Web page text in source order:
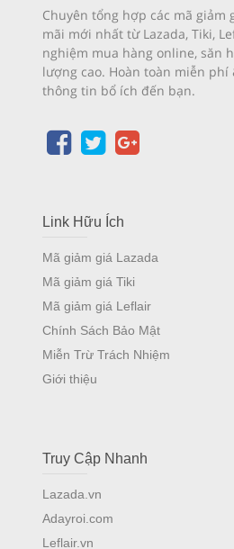
Chuyên tổng hợp các mã giảm
mãi mới nhất từ Lazada, Tiki,
nghiệm mua hàng online, săn
lượng cao. Hoàn toàn miễn phí
thông tin bổ ích đến bạn.
Link Hữu Ích
Mã giảm giá Lazada
Mã giảm giá Tiki
Mã giảm giá Leflair
Chính Sách Bảo Mật
Miễn Trừ Trách Nhiệm
Giới thiệu
Truy Cập Nhanh
Lazada.vn
Adayroi.com
Leflair.vn